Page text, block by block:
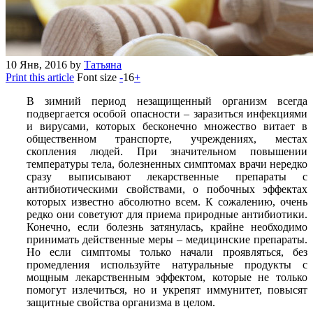
10 Янв, 2016 by Татьяна
Print this article Font size -16+
В зимний период незащищенный организм всегда
подвергается особой опасности – заразиться инфекциями
и вирусами, которых бесконечно множество витает в
общественном транспорте, учреждениях, местах
скопления людей. При значительном повышении
температуры тела, болезненных симптомах врачи нередко
сразу выписывают лекарственные препараты с
антибиотическими свойствами, о побочных эффектах
которых известно абсолютно всем. К сожалению, очень
редко они советуют для приема природные антибиотики.
Конечно, если болезнь затянулась, крайне необходимо
принимать действенные меры – медицинские препараты.
Но если симптомы только начали проявляться, без
промедления используйте натуральные продукты с
мощным лекарственным эффектом, которые не только
помогут излечиться, но и укрепят иммунитет, повысят
защитные свойства организма в целом.